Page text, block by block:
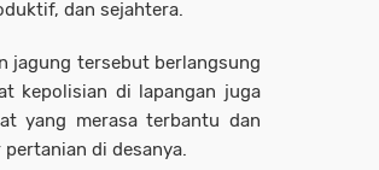
dan sejahtera.
jagung tersebut berlangsung
kepolisian di lapangan juga
yang merasa terbantu dan
di desanya.